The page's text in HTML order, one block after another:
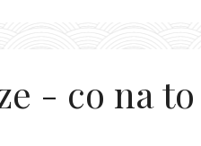
- co na to